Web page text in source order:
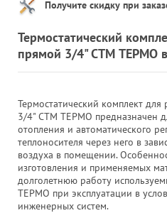
Получите скидку при
Термостатический
прямой 3/4" СТМ ТЕРМО в
Термостатический комплект
3/4" СТМ ТЕРМО предназначен
отопления и автоматического
теплоносителя через него в
воздуха в помещении.
изготовления и применяемых
долголетнюю работу
ТЕРМО при эксплуатации в
инженерных систем.